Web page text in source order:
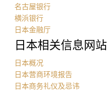
名古屋银行
横浜银行
日本金融厅
日本相关信息网站
日本概况
日本营商环境报告
日本商务礼仪及忌讳